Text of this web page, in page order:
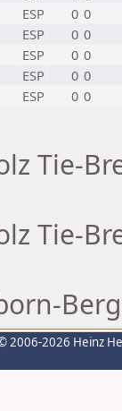
ESP 0 0
ESP 0 0
ESP 0 0
ESP 0 0
ESP 0 0
Tie-
Tie-
2006-2026 Heinz